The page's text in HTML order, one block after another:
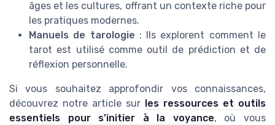
âges et les cultures, offrant un contexte riche pour
les pratiques modernes.
Manuels de tarologie : Ils explorent comment le
tarot est utilisé comme outil de prédiction et de
réflexion personnelle.
Si vous souhaitez approfondir vos connaissances,
découvrez notre article sur
les ressources et outils
essentiels pour s’initier à la voyance, où vous